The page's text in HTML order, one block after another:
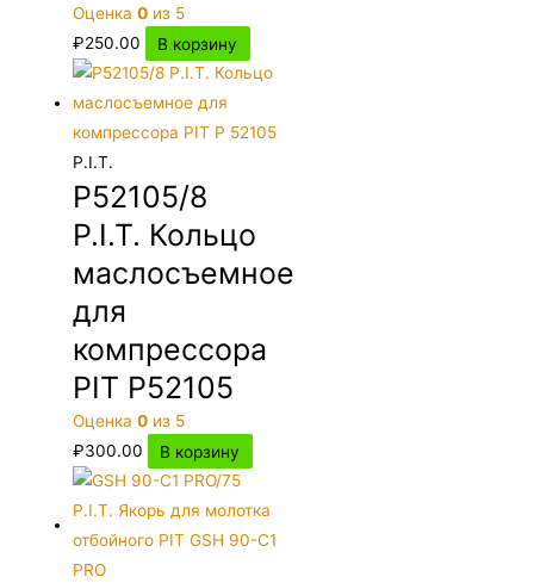
Оценка0 из 5
₽250.00 В корзину
P.I.T.
P52105/8
P.I.T. Кольцо
маслосъемное
для
компрессора
PIT P52105
Оценка0 из 5
₽300.00 В корзину